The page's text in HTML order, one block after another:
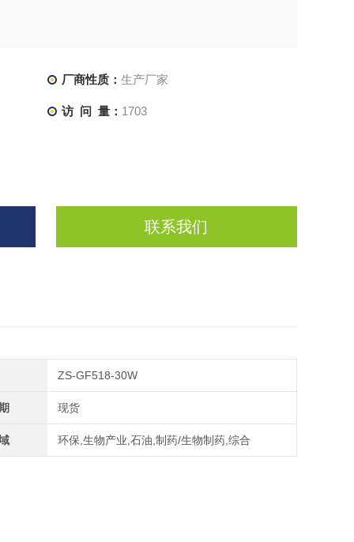
厂商性质： 生产厂家
访 问 量： 1703
联系我们
ZS-GF518-30W
现货
环保,生物产业,石油,制药/生物制药,综合